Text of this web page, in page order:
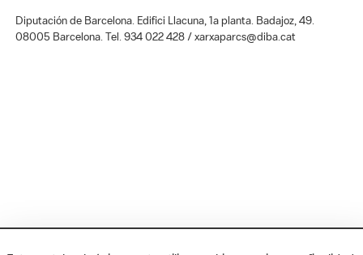
Diputación de Barcelona. Edifici Llacuna, 1a planta. Badajoz, 49.
08005 Barcelona. Tel. 934 022 428 / xarxaparcs@diba.cat